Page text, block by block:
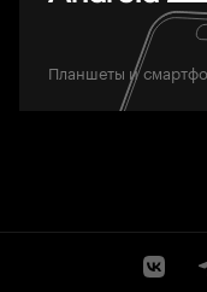
Планшеты и